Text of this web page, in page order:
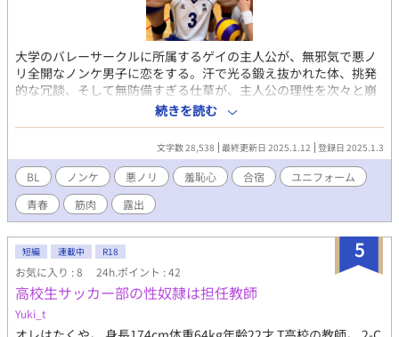
大学のバレーサークルに所属するゲイの主人公が、無邪気で悪ノ
リ全開なノンケ男子に恋をする。汗で光る鍛え抜かれた体、挑発
的な冗談、そして無防備すぎる仕草が、主人公の理性を次々と崩
壊させる。仲間たちの悪ふざけや予想外の展開の中で繰り広げら
れるのは、青春の甘酸っぱさだけではない、刺激的でスリリング
な瞬間の連続。 大胆で官能的な描写が盛り込まれた、青春とエロ
スが溶け合う悪ノリ全開のラブストーリー！ この物語はフィクシ
ョンです。登場する人物、団体、名称、設定などはすべて架空の
ものです。また、本作は犯罪行為を助長したり、推奨したりする
意図は一切ありません。
続きを読む
文字数 28,538 最終更新日 2025.1.12 登録日 2025.1.3
BL ノンケ 悪ノリ 羞恥心 合宿
ユニフォーム
青春
筋肉 露出
5
短編 連載中 R18
お気に入り : 8 24h.ポイント : 42
高校生サッカー部の性奴隷は担任教師
Yuki_t